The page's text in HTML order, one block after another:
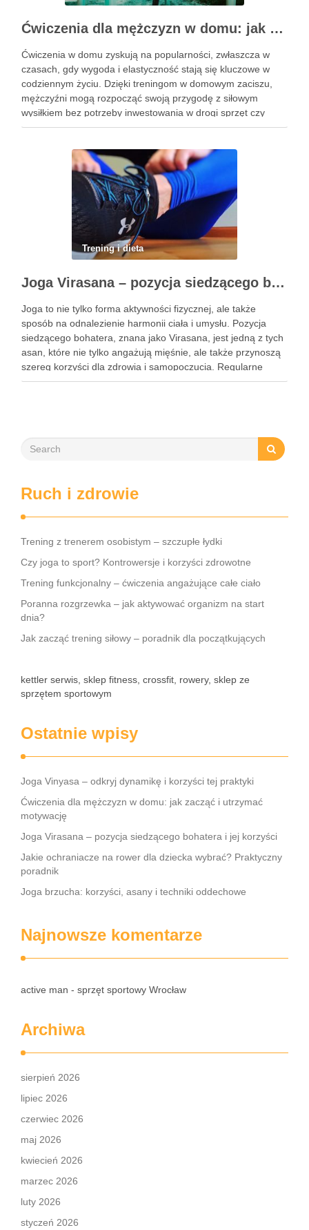
Ćwiczenia dla mężczyzn w domu: jak zacząć i utrzymać motywację
Ćwiczenia w domu zyskują na popularności, zwłaszcza w
czasach, gdy wygoda i elastyczność stają się kluczowe w
codziennym życiu. Dzięki treningom w domowym zaciszu,
mężczyźni mogą rozpocząć swoją przygodę z siłowym
wysiłkiem bez potrzeby inwestowania w drogi sprzęt czy
dojazdy do siłowni. Regularne ćwiczenia, które można
Trening i dieta
Joga Virasana – pozycja siedzącego bohatera i jej korzyści
Joga to nie tylko forma aktywności fizycznej, ale także
sposób na odnalezienie harmonii ciała i umysłu. Pozycja
siedzącego bohatera, znana jako Virasana, jest jedną z tych
asan, które nie tylko angażują mięśnie, ale także przynoszą
szereg korzyści dla zdrowia i samopoczucia. Regularne
praktykowanie tej pozycji może poprawić elastyczność
Ruch i zdrowie
Trening z trenerem osobistym – szczupłe łydki
Czy joga to sport? Kontrowersje i korzyści zdrowotne
Trening funkcjonalny – ćwiczenia angażujące całe ciało
Poranna rozgrzewka – jak aktywować organizm na start
dnia?
Jak zacząć trening siłowy – poradnik dla początkujących
kettler serwis, sklep fitness, crossfit, rowery, sklep ze
sprzętem sportowym
Ostatnie wpisy
Joga Vinyasa – odkryj dynamikę i korzyści tej praktyki
Ćwiczenia dla mężczyzn w domu: jak zacząć i utrzymać
motywację
Joga Virasana – pozycja siedzącego bohatera i jej korzyści
Jakie ochraniacze na rower dla dziecka wybrać? Praktyczny
poradnik
Joga brzucha: korzyści, asany i techniki oddechowe
Najnowsze komentarze
active man - sprzęt sportowy Wrocław
Archiwa
sierpień 2026
lipiec 2026
czerwiec 2026
maj 2026
kwiecień 2026
marzec 2026
luty 2026
styczeń 2026